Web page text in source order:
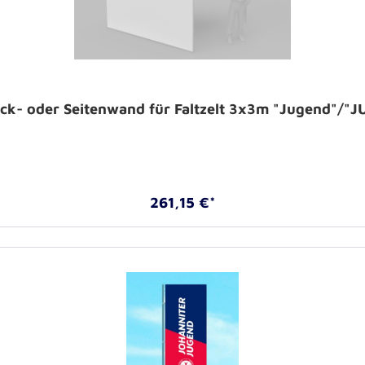
oder Seitenwand für Faltzelt 3x3m "Jugend"/
261,15 €*